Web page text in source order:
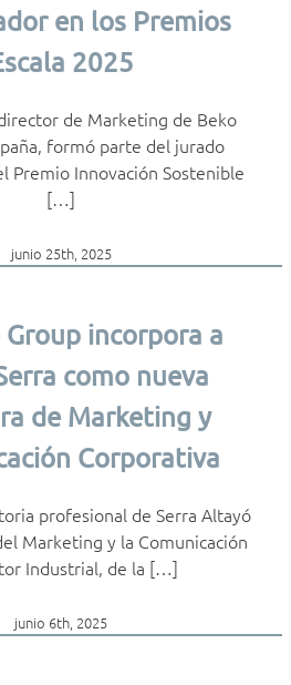
en los Premios
2025
de Marketing de Beko
formó parte del jurado
Premio Innovación Sostenible
[…]
junio 25th, 2025
Group incorpora a
como nueva
de Marketing y
Corporativa
profesional de Serra Altayó
Marketing y la Comunicación
Industrial, de la […]
junio 6th, 2025